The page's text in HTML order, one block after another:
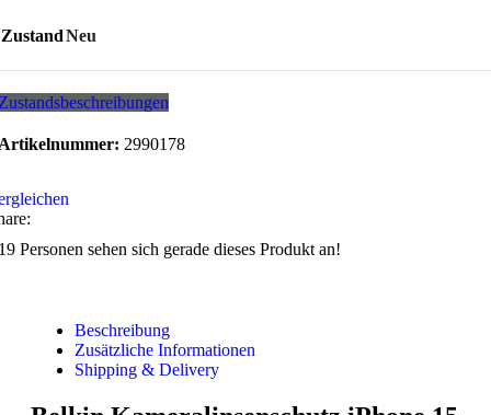
ZustandNeu
2990178
Personen sehen sich gerade dieses Produkt an!
Beschreibung
Zusätzliche Informationen
Shipping & Delivery